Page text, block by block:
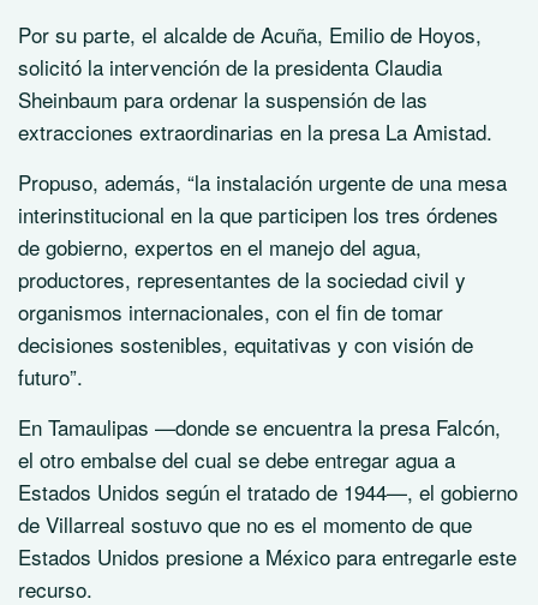
Por su parte, el alcalde de Acuña, Emilio de Hoyos,
solicitó la intervención de la presidenta Claudia
Sheinbaum para ordenar la suspensión de las
extracciones extraordinarias en la presa La Amistad.
Propuso, además, “la instalación urgente de una mesa
interinstitucional en la que participen los tres órdenes
de gobierno, expertos en el manejo del agua,
productores, representantes de la sociedad civil y
organismos internacionales, con el fin de tomar
decisiones sostenibles, equitativas y con visión de
futuro”.
En Tamaulipas —donde se encuentra la presa Falcón,
el otro embalse del cual se debe entregar agua a
Estados Unidos según el tratado de 1944—, el gobierno
de Villarreal sostuvo que no es el momento de que
Estados Unidos presione a México para entregarle este
recurso.